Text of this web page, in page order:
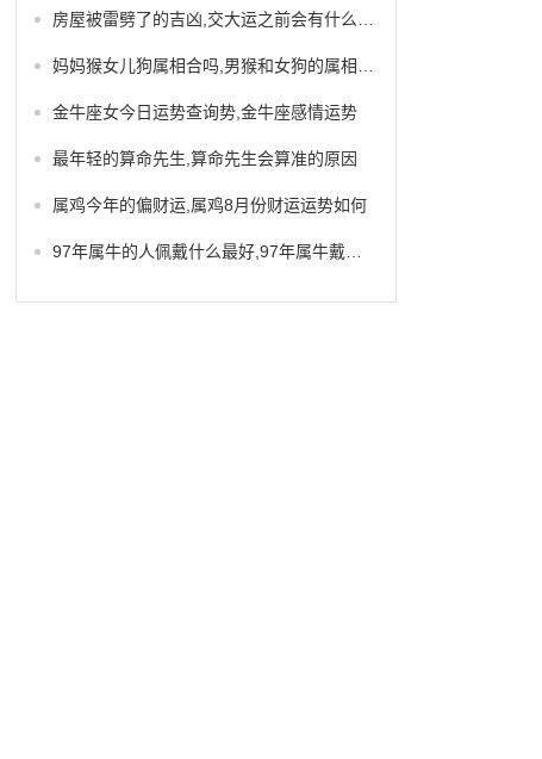
金牛座女今日运势查询势,金牛座感情运势
最年轻的算命先生,算命先生会算准的原因
属鸡今年的偏财运,属鸡8月份财运运势如何